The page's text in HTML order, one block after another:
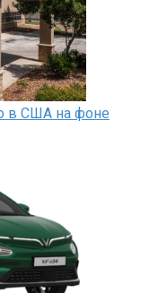
в США на фоне